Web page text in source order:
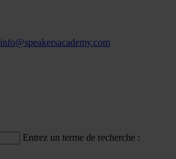
info@speakersacademy.com
Entrez un terme de recherche :